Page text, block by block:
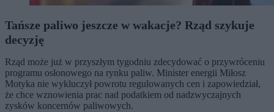
Tańsze paliwo jeszcze w wakacje? Rząd szykuje
decyzję
Rząd może już w przyszłym tygodniu zdecydować o przywróceniu
programu osłonowego na rynku paliw. Minister energii Miłosz
Motyka nie wykluczył powrotu regulowanych cen i zapowiedział,
że chce wznowienia prac nad podatkiem od nadzwyczajnych
zysków koncernów paliwowych.